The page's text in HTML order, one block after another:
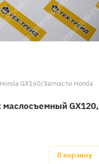
GX160/Запчасти Honda
маслосъемный GX120,
В корзину